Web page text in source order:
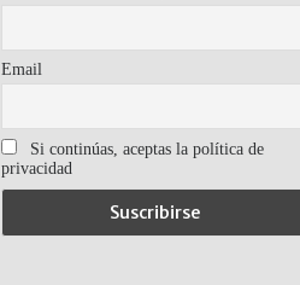
Email
Si continúas, aceptas la política de
privacidad